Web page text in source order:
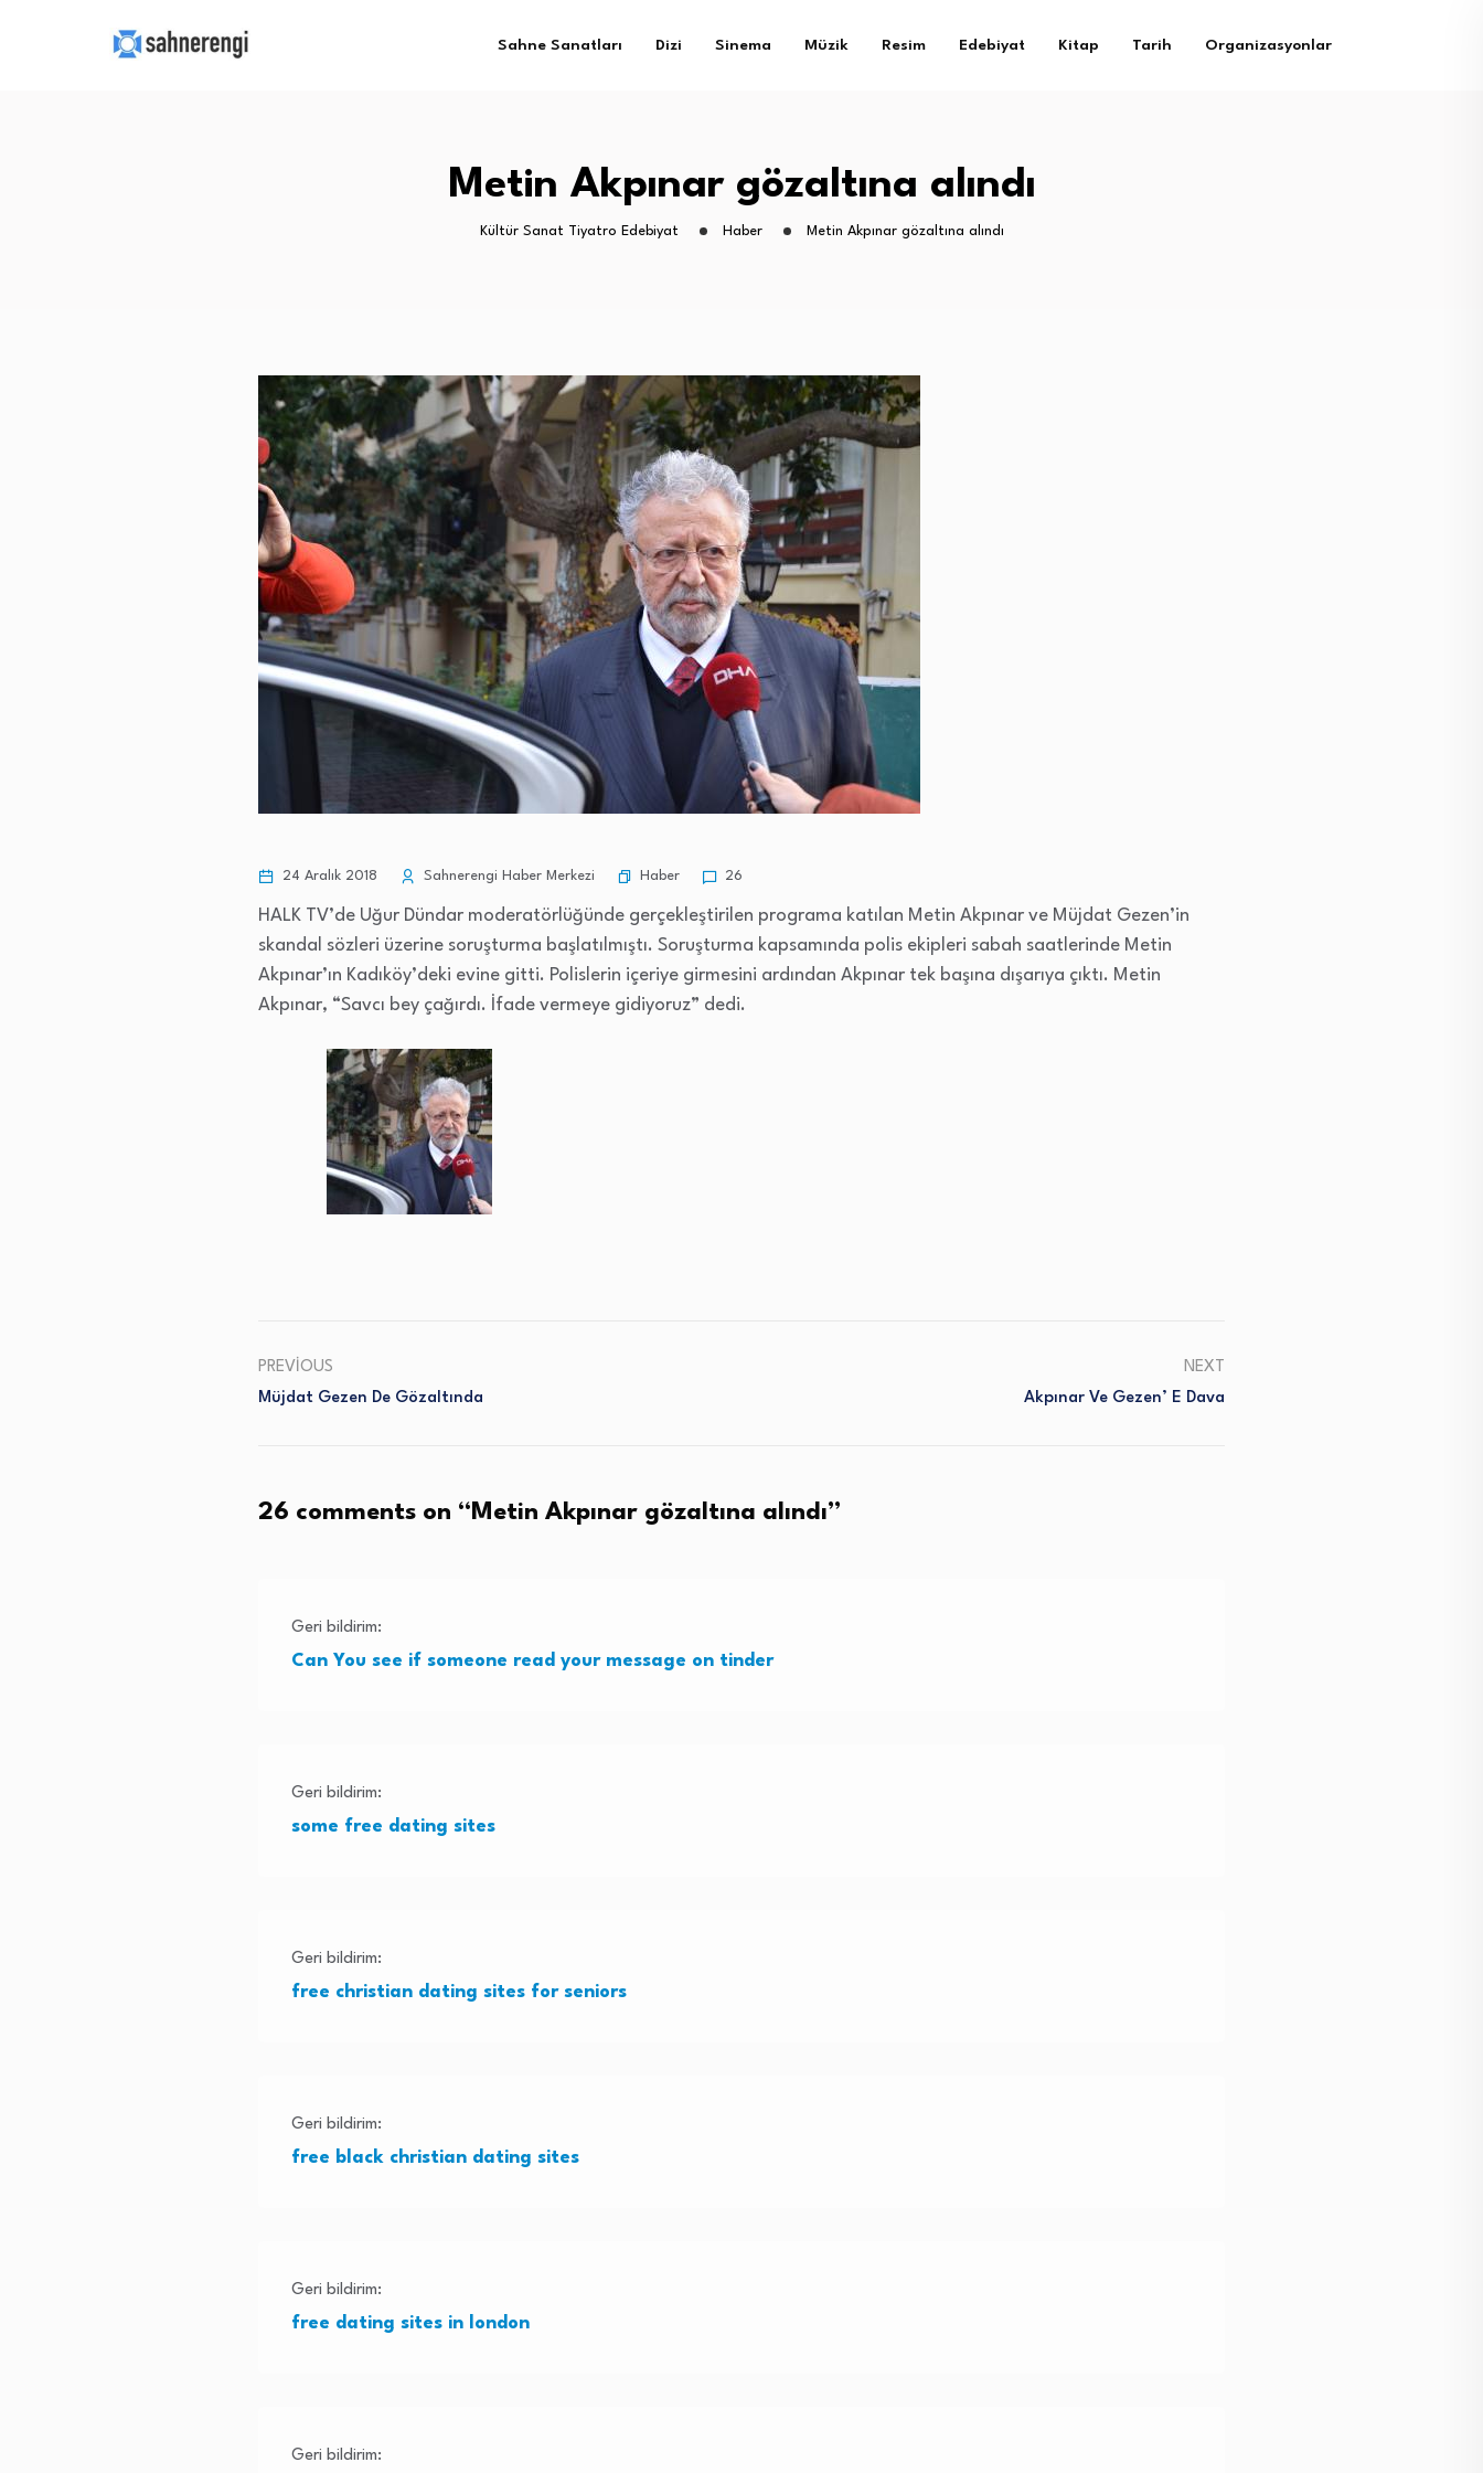
Sahne Sanatları Dizi Sinema Müzik Resim Edebiyat Kitap Tarih Organizasyonlar
Metin Akpınar gözaltına alındı
Kültür Sanat Tiyatro Edebiyat Haber Metin Akpınar gözaltına alındı
24 Aralık 2018 Sahnerengi Haber Merkezi Haber 26
HALK TV’de Uğur Dündar moderatörlüğünde gerçekleştirilen programa katılan Metin Akpınar ve Müjdat Gezen’in
skandal sözleri üzerine soruşturma başlatılmıştı. Soruşturma kapsamında polis ekipleri sabah saatlerinde Metin
Akpınar’ın Kadıköy’deki evine gitti. Polislerin içeriye girmesini ardından Akpınar tek başına dışarıya çıktı. Metin
Akpınar, “Savcı bey çağırdı. İfade vermeye gidiyoruz” dedi.
PREVIOUS
Müjdat Gezen De Gözaltında
NEXT
Akpınar Ve Gezen’ E Dava
26 comments on “ Metin Akpınar gözaltına alındı”
Geri bildirim:
Can You see if someone read your message on tinder
Geri bildirim:
some free dating sites
Geri bildirim:
free christian dating sites for seniors
Geri bildirim:
free black christian dating sites
Geri bildirim:
free dating sites in london
Geri bildirim: